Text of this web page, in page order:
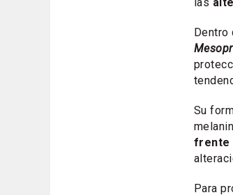
las
Su
frente
Para